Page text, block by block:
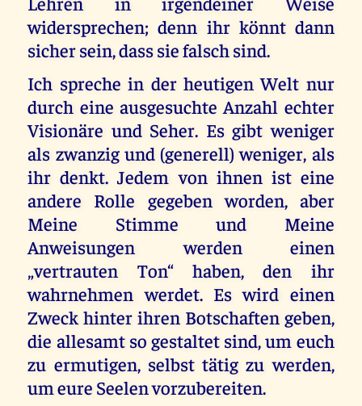
widersprechen; denn ihr könnt dann
sicher sein, dass sie falsch sind.
Ich spreche in der heutigen Welt nur
durch eine ausgesuchte Anzahl echter
Visionäre und Seher. Es gibt weniger
als zwanzig und (generell) weniger, als
ihr denkt. Jedem von ihnen ist eine
andere Rolle gegeben worden, aber
Meine Stimme und Meine
Anweisungen werden einen
„vertrauten Ton“ haben, den ihr
wahrnehmen werdet. Es wird einen
Zweck hinter ihren Botschaften geben,
die allesamt so gestaltet sind, um euch
zu ermutigen, selbst tätig zu werden,
um eure Seelen vorzubereiten.